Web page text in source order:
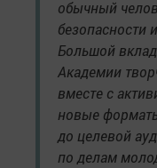
обычный
безопасности
Большой
Академии
вместе с
новые
до целевой
по делам